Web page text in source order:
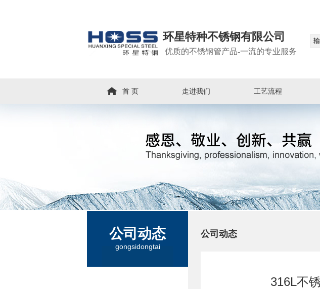
环星特种不锈钢有限公司
优质的不锈钢管产品-一流的专业服务
首 页 走进我们 工艺流程
公司动态
gongsidongtai
公司动态
316L不